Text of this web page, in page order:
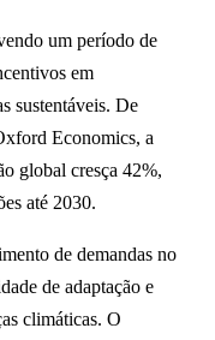
um período de
em
sustentáveis. De
Economics, a
global cresça 42%,
até 2030.
de demandas no
de adaptação e
climáticas. O